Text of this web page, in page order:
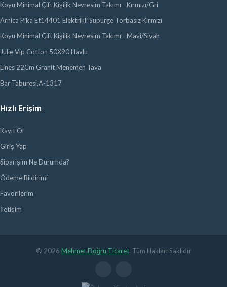
Koyu Minimal Çift Kişilik Nevresim Takımı - Kırmızı/Gri
Arnica Pika Et14401 Elektrikli Süpürge Torbasız Kırmızı
Koyu Minimal Çift Kişilik Nevresim Takımı - Mavi/Siyah
Julie Vip Cotton 50X90 Havlu
Lines 22Cm Granit Menemen Tava
Bar Taburesi,A-1317
Hızlı Erişim
Kayıt Ol
Giriş Yap
Siparişim Ne Durumda?
Ödeme Bildirimi
Favorilerim
İletişim
© 2026 Mehmet Doğru Ticaret. Tüm Hakları Saklıdır